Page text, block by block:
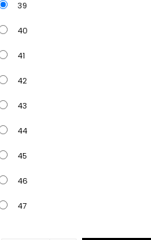
39
40
41
42
43
44
45
46
47